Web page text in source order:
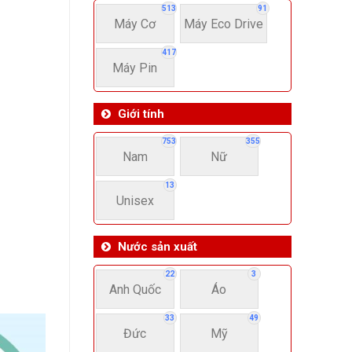
513
Máy Cơ
91
Máy Eco Drive
417
Máy Pin
Giới tính
753
Nam
355
Nữ
13
Unisex
Nước sản xuất
22
Anh Quốc
3
Áo
33
Đức
49
Mỹ